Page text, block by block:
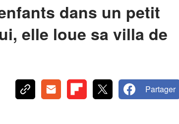
dans un petit
elle loue sa villa de
Partager